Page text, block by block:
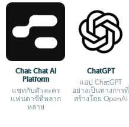
Chai: Chat AI
Platform
แชทกับตัวละคร
แฟนตาซีที่หลาก
หลาย
ChatGPT
แอป ChatGPT
อย่างเป็นทางการที่
สร้างโดย OpenAI